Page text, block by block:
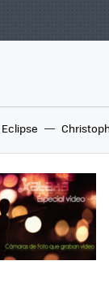
Eclipse